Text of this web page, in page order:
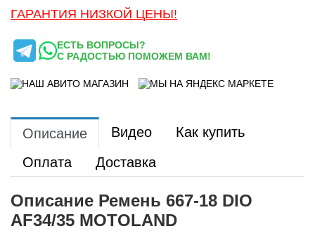
ГАРАНТИЯ НИЗКОЙ ЦЕНЫ!
ЕСТЬ ВОПРОСЫ?
С РАДОСТЬЮ ПОМОЖЕМ ВАМ!
Описание Видео
Как купить
Оплата
Доставка
Описание Ремень 667-18 DIO
AF34/35 MOTOLAND